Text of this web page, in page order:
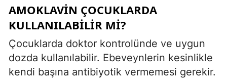
AMOKLAVIN ÇOCUKLARDA
KULLANILABILIR MI?
Çocuklarda doktor kontrolünde ve uygun
dozda kullanılabilir. Ebeveynlerin kesinlikle
kendi başına antibiyotik vermemesi gerekir.